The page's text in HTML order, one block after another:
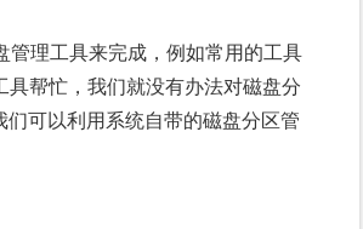
理工具来完成，例如常用的工具
帮忙，我们就没有办法对磁盘分
可以利用系统自带的磁盘分区管